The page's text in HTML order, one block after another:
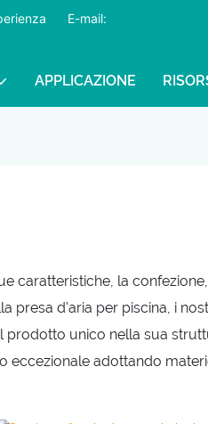
E-mail:
APPLICAZIONE
caratteristiche, la
presa d'aria per piscina, i
prodotto unico nella sua
eccezionale adottando